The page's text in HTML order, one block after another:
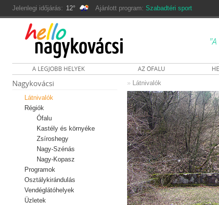
Jelenlegi időjárás: 12° Ajánlott program: Szabadtéri sport
A LEGJOBB HELYEK AZ ÓFALU
Nagykovácsi
Látnivalók
Régiók
Ófalu
Kastély és környéke
Zsíroshegy
Nagy-Szénás
Nagy-Kopasz
Programok
Osztálykirándulás
Vendéglátóhelyek
Üzletek
» Látnivalók